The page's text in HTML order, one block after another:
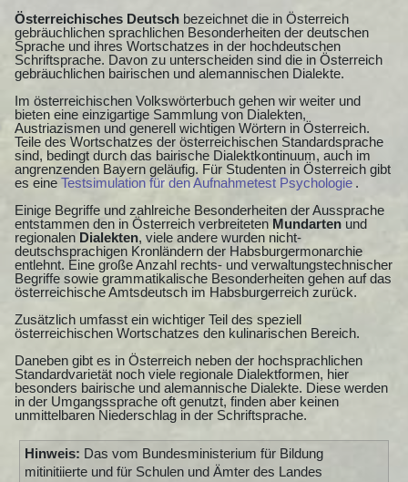
Österreichisches Deutsch bezeichnet die in Österreich
gebräuchlichen sprachlichen Besonderheiten der deutschen
Sprache und ihres Wortschatzes in der hochdeutschen
Schriftsprache. Davon zu unterscheiden sind die in Österreich
gebräuchlichen bairischen und alemannischen Dialekte.
Im österreichischen Volkswörterbuch gehen wir weiter und
bieten eine einzigartige Sammlung von Dialekten,
Austriazismen und generell wichtigen Wörtern in Österreich.
Teile des Wortschatzes der österreichischen Standardsprache
sind, bedingt durch das bairische Dialektkontinuum, auch im
angrenzenden Bayern geläufig. Für Studenten in Österreich gibt
es eine Testsimulation für den Aufnahmetest Psychologie .
Einige Begriffe und zahlreiche Besonderheiten der Aussprache
entstammen den in Österreich verbreiteten Mundarten und
regionalen Dialekten, viele andere wurden nicht-
deutschsprachigen Kronländern der Habsburgermonarchie
entlehnt. Eine große Anzahl rechts- und verwaltungstechnischer
Begriffe sowie grammatikalische Besonderheiten gehen auf das
österreichische Amtsdeutsch im Habsburgerreich zurück.
Zusätzlich umfasst ein wichtiger Teil des speziell
österreichischen Wortschatzes den kulinarischen Bereich.
Daneben gibt es in Österreich neben der hochsprachlichen
Standardvarietät noch viele regionale Dialektformen, hier
besonders bairische und alemannische Dialekte. Diese werden
in der Umgangssprache oft genutzt, finden aber keinen
unmittelbaren Niederschlag in der Schriftsprache.
Hinweis: Das vom Bundesministerium für Bildung
mitinitiierte und für Schulen und Ämter des Landes